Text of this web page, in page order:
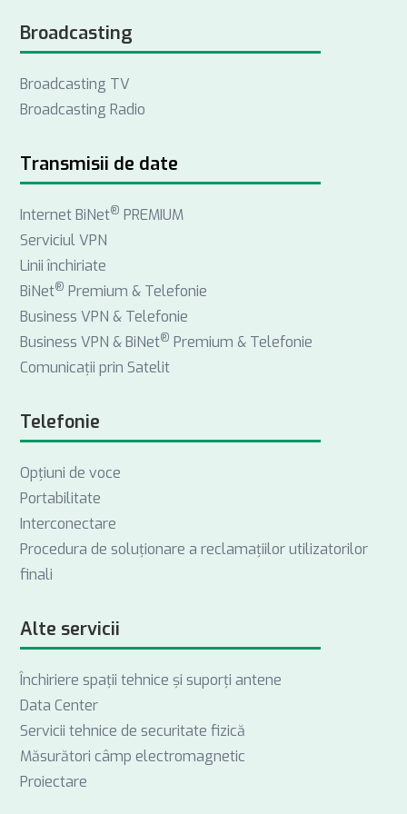
c
e
b
o
k
n
k
e
d
n
s
t
a
g
a
m
Broadcasting
Broadcasting TV
Broadcasting Radio
Transmisii de date
Internet BiNet® PREMIUM
Serviciul VPN
Linii închiriate
BiNet® Premium & Telefonie
Business VPN & Telefonie
Business VPN & BiNet® Premium & Telefonie
Comunicații prin Satelit
Telefonie
Opţiuni de voce
Portabilitate
Interconectare
Procedura de soluționare a reclamațiilor utilizatorilor
finali
Alte servicii
Închiriere spații tehnice și suporți antene
Data Center
Servicii tehnice de securitate fizică
Măsurători câmp electromagnetic
Proiectare